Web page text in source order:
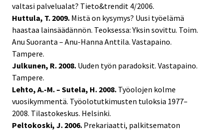
valtasi palvelualat? Tieto&trendit 4/2006.
Huttula, T. 2009. Mistä on kysymys? Uusi työelämä
haastaa lainsäädännön. Teoksessa: Yksin sovittu. Toim.
Anu Suoranta – Anu-Hanna Anttila. Vastapaino.
Tampere.
Julkunen, R. 2008. Uuden työn paradoksit. Vastapaino.
Tampere.
Lehto, A.-M. – Sutela, H. 2008. Työolojen kolme
vuosikymmentä. Työolotutkimusten tuloksia 1977–
2008. Tilastokeskus. Helsinki.
Peltokoski, J. 2006. Prekariaatti, palkitsematon